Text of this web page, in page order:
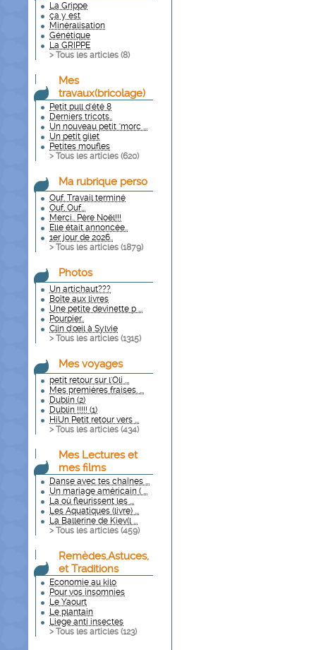
La Grippe
ça y est
Minéralisation
Génétique
La GRIPPE
> Tous les articles (8)
Mes
travaux(bricolage)
Petit pull d'été 8
Derniers tricots..
Un nouveau petit "morc ...
Un petit gilet
Petites moufles
> Tous les articles (620)
Ma rubrique perso
Ouf. Travail terminé
Ouf, Ouf...
Merci.. Père Noël!!!
Elle était annoncée..
1er jour de 2026..
> Tous les articles (1879)
Photos
Un artichaut???
Boîte aux livres
Une petite devinette p ...
Pourpier..
Clin d'œil à Sylvie
> Tous les articles (1315)
Mes voyages
petit retour sur l'Oli ...
Mes premières fraises. ...
Dublin (2)
Dublin !!!!! (1)
HiUn Petit retour vers ...
> Tous les articles (434)
Mes Lectures et
mes films
Danse avec tes chaînes ...
Un mariage américain ( ...
La où fleurissent les ...
Les Aquatiques (livre) ...
La Ballerine de Kiev(l ...
> Tous les articles (459)
Remèdes,Astuces,
et Traditions
Economie au kilo
Pour vos insomnies
Le Yaourt
Le plantain
Liege anti insectes
> Tous les articles (123)